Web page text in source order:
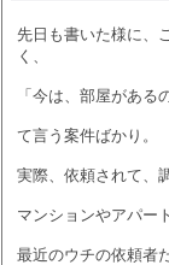
先日も書いた様に、
く、
「今は、部屋がある
て言う案件ばかり。
実際、依頼されて、
マンションやアパート
最近のウチの依頼者